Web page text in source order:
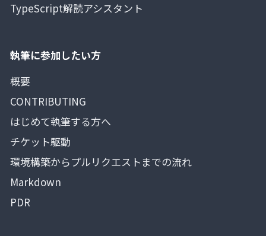
TypeScript解読アシスタント
執筆に参加したい方
概要
CONTRIBUTING
はじめて執筆する方へ
チケット駆動
環境構築からプルリクエストまでの流れ
Markdown
PDR